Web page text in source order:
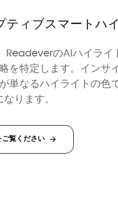
ティブスマートハ
ReadeverのAIハイライ
を特定します。
インサ
単なるハイライトの色
ります。
ご覧ください